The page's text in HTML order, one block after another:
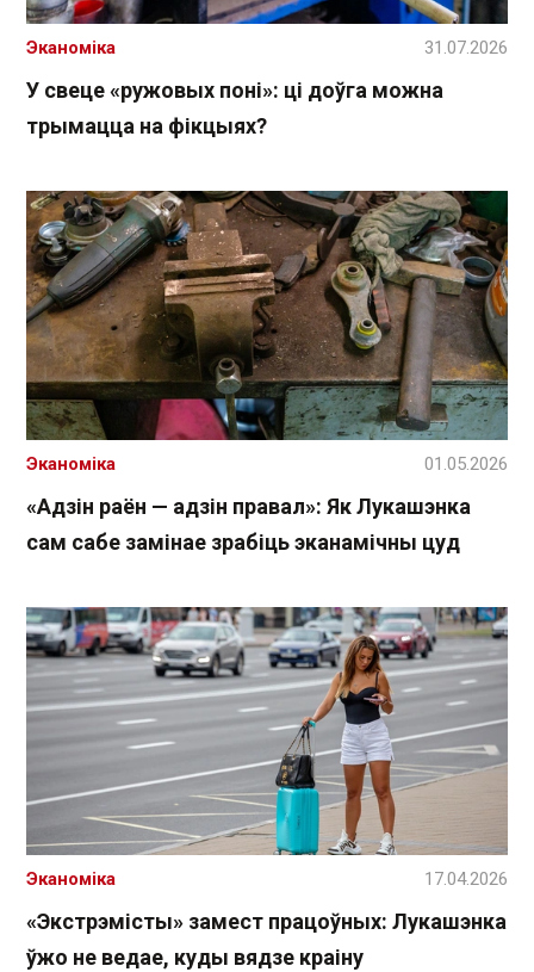
У свеце «ружовых поні»: ці доўга можна
трымацца на фікцыях?
Эканоміка 31.07.2026
«Адзін раён — адзін правал»: Як Лукашэнка
сам сабе замінае зрабіць эканамічны цуд
Эканоміка 01.05.2026
«Экстрэмісты» замест працоўных: Лукашэнка
ўжо не ведае, куды вядзе краіну
Эканоміка 17.04.2026